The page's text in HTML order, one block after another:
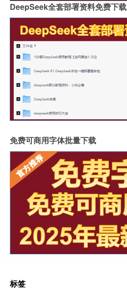
DeepSeek全套部署资料免费下载
免费可商用字体批量下载
标签